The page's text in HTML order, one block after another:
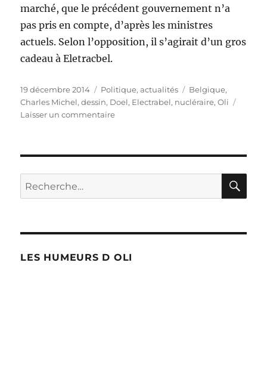
marché, que le précédent gouvernement n’a
pas pris en compte, d’après les ministres
actuels. Selon l’opposition, il s’agirait d’un gros
cadeau à Eletracbel.
Publié
le
19 décembre 2014 Catégories
Politique, actualités Étiquettes
Belgique,
Charles Michel,dessin, Doel, Electrabel, nucléraire,Oli
Laisser un commentairesur
jouent
prolongations
Recherche
pour :
LES HUMEURS D OLI